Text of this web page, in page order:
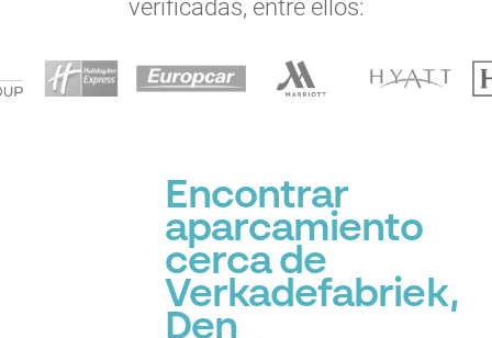
verificadas, entre ellos:
Encontrar
aparcamiento
cerca de
Verkadefabriek,
Den